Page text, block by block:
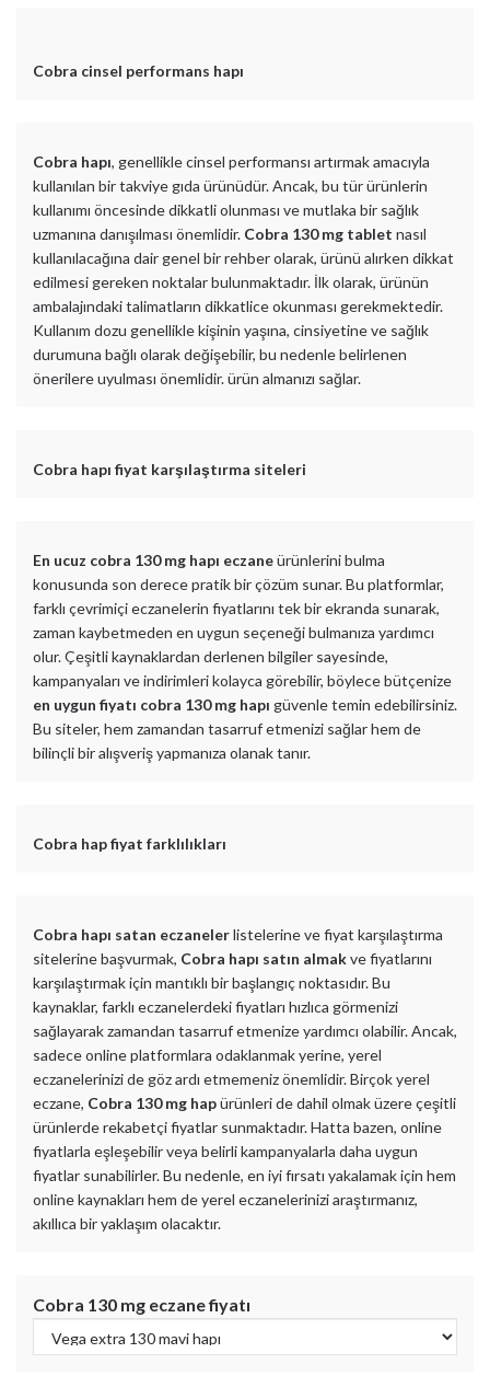
Cobra cinsel performans hapı
Cobra hapı, genellikle cinsel performansı artırmak amacıyla
kullanılan bir takviye gıda ürünüdür. Ancak, bu tür ürünlerin
kullanımı öncesinde dikkatli olunması ve mutlaka bir sağlık
uzmanına danışılması önemlidir. Cobra 130 mg tablet nasıl
kullanılacağına dair genel bir rehber olarak, ürünü alırken dikkat
edilmesi gereken noktalar bulunmaktadır. İlk olarak, ürünün
ambalajındaki talimatların dikkatlice okunması gerekmektedir.
Kullanım dozu genellikle kişinin yaşına, cinsiyetine ve sağlık
durumuna bağlı olarak değişebilir, bu nedenle belirlenen
önerilere uyulması önemlidir. ürün almanızı sağlar.
Cobra hapı fiyat karşılaştırma siteleri
En ucuz cobra 130 mg hapı eczaneürünlerini bulma
konusunda son derece pratik bir çözüm sunar. Bu platformlar,
farklı çevrimiçi eczanelerin fiyatlarını tek bir ekranda sunarak,
zaman kaybetmeden en uygun seçeneği bulmanıza yardımcı
olur. Çeşitli kaynaklardan derlenen bilgiler sayesinde,
kampanyaları ve indirimleri kolayca görebilir, böylece bütçenize
en uygun fiyatı cobra 130 mg hapı güvenle temin edebilirsiniz.
Bu siteler, hem zamandan tasarruf etmenizi sağlar hem de
bilinçli bir alışveriş yapmanıza olanak tanır.
Cobra hap fiyat farklılıkları
Cobra hapı satan eczanelerlistelerine ve fiyat karşılaştırma
sitelerine başvurmak, Cobra hapı satın almakve fiyatlarını
karşılaştırmak için mantıklı bir başlangıç noktasıdır. Bu
kaynaklar, farklı eczanelerdeki fiyatları hızlıca görmenizi
sağlayarak zamandan tasarruf etmenize yardımcı olabilir. Ancak,
sadece online platformlara odaklanmak yerine, yerel
eczanelerinizi de göz ardı etmemeniz önemlidir. Birçok yerel
eczane, Cobra 130 mg hapürünleri de dahil olmak üzere çeşitli
ürünlerde rekabetçi fiyatlar sunmaktadır. Hatta bazen, online
fiyatlarla eşleşebilir veya belirli kampanyalarla daha uygun
fiyatlar sunabilirler. Bu nedenle, en iyi fırsatı yakalamak için hem
online kaynakları hem de yerel eczanelerinizi araştırmanız,
akıllıca bir yaklaşım olacaktır.
Cobra 130 mg eczane fiyatı